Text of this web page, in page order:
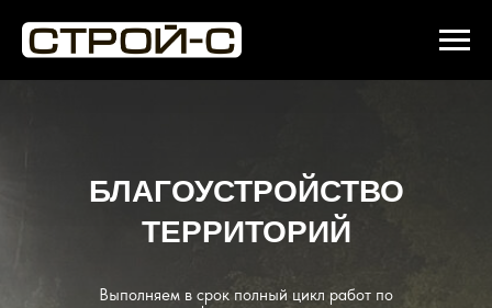
БЛАГОУСТРОЙСТВО
ТЕРРИТОРИЙ
Выполняем в срок полный цикл работ по